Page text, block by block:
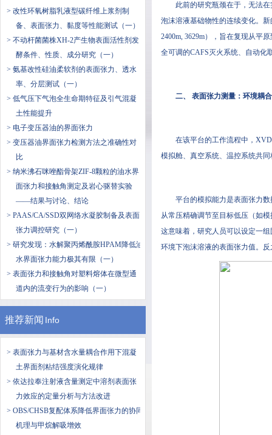
> 改性环氧树脂乳液型碳纤维上浆剂制
备、表面张力、黏度等性能测试（一）
> 不动杆菌菌株XH-2产生物表面活性剂发
酵条件、性质、成分研究（一）
> 氨基改性硅油柔软剂的表面张力、透水
率、分层测试（一）
> 低气压下气泡全生命期特征及引气混凝
土性能提升
> 电子变压器油的界面张力
> 变压器油界面张力检测方法之准确性对
比
> 纳米沸石咪唑酯骨架ZIF-8颗粒的油水界
面张力和接触角测定及岩心驱替实验
——结果与讨论、结论
> PAAS/CA/SSD双网络水凝胶制备及表面
张力调控研究（一）
> 研究发现：水解聚丙烯酰胺HPAM降低油
水界面张力能力极其有限（一）
> 表面张力和接触角对塑料熔体在微型通
道内的流变行为的影响（一）
推荐新闻 Info
> 表面张力与基材含水量耦合作用下混凝
土界面剂粘结强度演化规律
> 依达拉奉注射液含量测定中溶剂表面张
力效应的定量分析与方法改进
> OBS/CHSB复配体系降低界面张力的协同
机理与甲烷解吸增效
此前的研究瓶颈在于，无法
泡沫溶液基础物性的连续变化。
2400m, 3629m），旨在复现从平
全可调的CAFS灭火系统、自动化
二、 表面张力测量：环境耦
在该平台的工作流程中，
模拟舱、真空系统、温控系统共
平台的模拟能力是表面张力数
从常压精确调节至目标低压（如
这意味着，研究人员可以设定一
环境下泡沫溶液的表面张力值。